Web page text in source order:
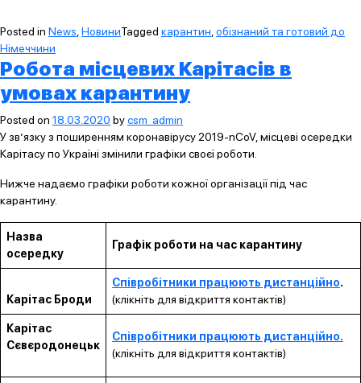
Posted in News НовиниTagged карантин обізнаний та готовий до
Німеччини
Робота місцевих Карітасів в
умовах карантину
Posted on 18.03.2020 bycsm_admin
У зв’язку з поширенням коронавірусу 2019-nCoV, місцеві осередки
Карітасу по Україні змінили графіки своєї роботи.
Нижче надаємо графіки роботи кожної організації під час
карантину.
Назва
осередку
Графік роботи на час карантину
Карітас Броди
Співробітники працюють дистанційно.
(клікніть для відкриття контактів)
Карітас
Сєвєродонецьк
Співробітники працюють дистанційно.
(клікніть для відкриття контактів)